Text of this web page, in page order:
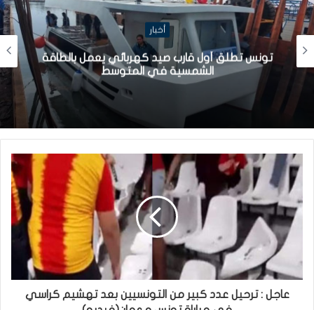
أخبار
تونس تطلق أول قارب صيد كهربائي يعمل بالطاقة
الشمسية في المتوسط
عاجل : ترحيل عدد كبير من التونسيين بعد تهشيم كراسي